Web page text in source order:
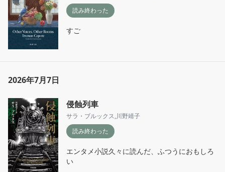
読み終わった
すご
2026年7月7日
侵蝕列車
サラ・ブルックス,川野靖子
読み終わった
エンタメ小説久々に読んだ、ふつうにおもしろ
い